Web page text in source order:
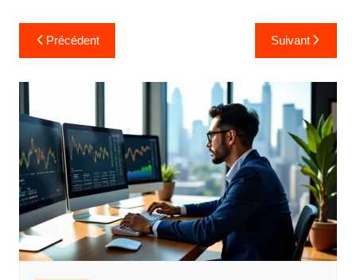
a
v
i
g
a
t
i
o
n
Précédent Suivant